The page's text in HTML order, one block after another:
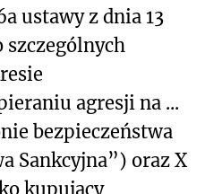
ustawy z dnia 13
agresji na ...
bezpieczeństwa
Sankcyjna”) oraz X
kupujący